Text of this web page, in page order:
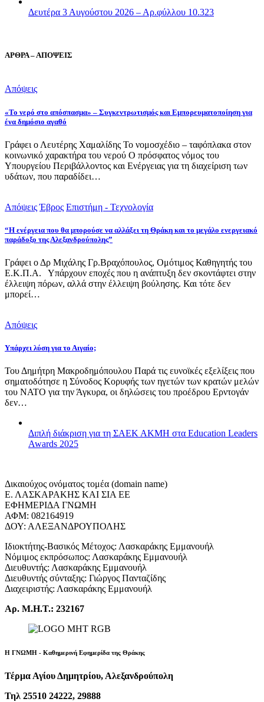
Δευτέρα 3 Αυγούστου 2026 – Αρ.φύλλου 10.323
ΑΡΘΡΑ – ΑΠΟΨΕΙΣ
Απόψεις
«Το νερό στο απόσπασμα» – Συγκεντρωτισμός και Εμπορευματοποίηση για
ένα δημόσιο αγαθό
Γράφει ο Λευτέρης Χαμαλίδης Το νομοσχέδιο – ταφόπλακα στον
κοινωνικό χαρακτήρα του νερού Ο πρόσφατος νόμος του
Υπουργείου Περιβάλλοντος και Ενέργειας για τη διαχείριση των
υδάτων, που παραδίδει…
Απόψεις Έβρος Επιστήμη - Τεχνολογία
“Η ενέργεια που θα μπορούσε να αλλάξει τη Θράκη και το μεγάλο ενεργειακό
παράδοξο της Αλεξανδρούπολης”
Γράφει ο Δρ Μιχάλης Γρ.Βραχόπουλος, Ομότιμος Καθηγητής του
Ε.Κ.Π.Α. Υπάρχουν εποχές που η ανάπτυξη δεν σκοντάφτει στην
έλλειψη πόρων, αλλά στην έλλειψη βούλησης. Και τότε δεν
μπορεί…
Απόψεις
Υπάρχει λύση για το Αιγαίο;
Του Δημήτρη Μακροδημόπουλου Παρά τις ευνοϊκές εξελίξεις που
σηματοδότησε η Σύνοδος Κορυφής των ηγετών των κρατών μελών
του ΝΑΤΟ για την Άγκυρα, οι δηλώσεις του προέδρου Ερντογάν
δεν…
Διπλή διάκριση για τη ΣΑΕΚ ΑΚΜΗ στα Education Leaders
Awards 2025
Δικαιούχος ονόματος τομέα (domain name)
Ε. ΛΑΣΚΑΡΑΚΗΣ ΚΑΙ ΣΙΑ ΕΕ
ΕΦΗΜΕΡΙΔΑ ΓΝΩΜΗ
ΑΦΜ: 082164919
ΔΟΥ: ΑΛΕΞΑΝΔΡΟΥΠΟΛΗΣ
Ιδιοκτήτης-Βασικός Μέτοχος: Λασκαράκης Εμμανουήλ
Νόμιμος εκπρόσωπος: Λασκαράκης Εμμανουήλ
Διευθυντής: Λασκαράκης Εμμανουήλ
Διευθυντής σύνταξης: Γιώργος Πανταζίδης
Διαχειριστής: Λασκαράκης Εμμανουήλ
Αρ. Μ.Η.Τ.: 232167
Η ΓΝΩΜΗ - Καθημερινή Εφημερίδα της Θράκης
Τέρμα Αγίου Δημητρίου, Αλεξανδρούπολη
Τηλ 25510 24222, 29888